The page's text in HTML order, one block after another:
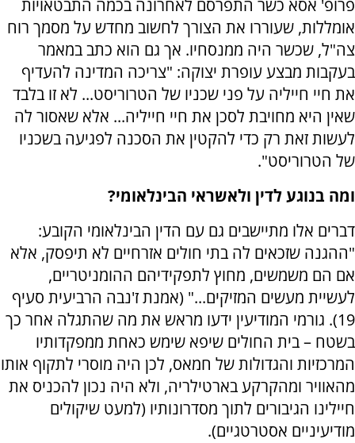
פרופ' אסא כשר התפרסם לאחרונה בכמה התבטאויות
אומללות, שעוררו את הצורך לחשוב מחדש על מסמך רוח
צה"ל, שכשר היה ממנסחיו. אך גם הוא כתב במאמר
בעקבות מבצע עופרת יצוקה: "צריכה המדינה להעדיף
את חיי חייליה על פני שכניו של הטרוריסט... לא זו בלבד
שאין היא מחויבת לסכן את חיי חייליה... אלא שאסור לה
לעשות זאת רק כדי להקטין את הסכנה לפגיעה בשכניו
של הטרוריסט".
ומה בנוגע לדין ולאשראי הבינלאומי?
דברים אלו מתיישבים גם עם הדין הבינלאומי הקובע:
"ההגנה שזכאים לה בתי חולים אזרחיים לא תיפסק, אלא
אם הם משמשים, מחוץ לתפקידיהם ההומניטריים,
לעשיית מעשים המזיקים..." (אמנת ז'נבה הרביעית סעיף
19). גורמי המודיעין ידעו מראש את מה שהתגלה אחר כך
בשטח – בית החולים שיפא שימש כאחת ממפקדותיו
המרכזיות והגדולות של חמאס, לכן היה מוסרי לתקוף אותו
מהאוויר ומהקרקע בארטילריה, ולא היה נכון להכניס את
חיילינו הגיבורים לתוך מסדרונותיו (למעט שיקולים
מודיעיניים אסטרטגיים).